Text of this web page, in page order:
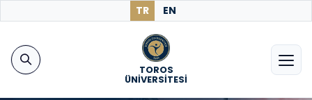
TR EN
TOROS
ÜNİVERSİTESİ